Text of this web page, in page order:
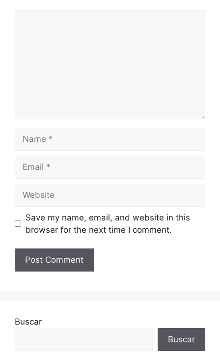
Save my name, email, and website in this
browser for the next time I comment.
Buscar
Buscar